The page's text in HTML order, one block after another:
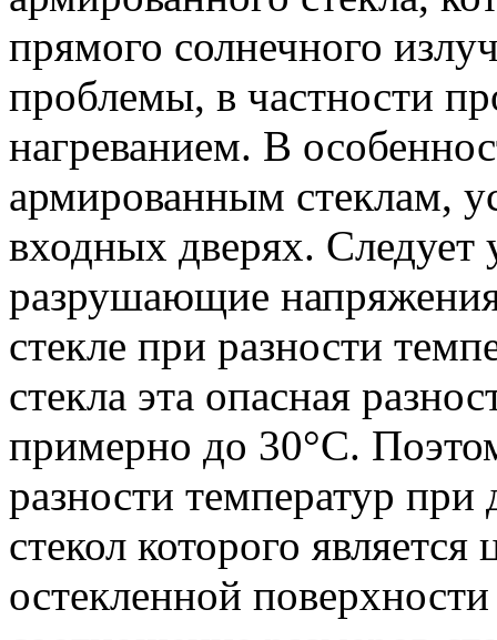
прямого солнечного
проблемы, в частности
нагреванием. В
армированным стеклам,
входных дверях. Следует
разрушающие
стекле при разности
стекла эта опасная
примерно до 30°С.
разности температур
стекол которого
остекленной